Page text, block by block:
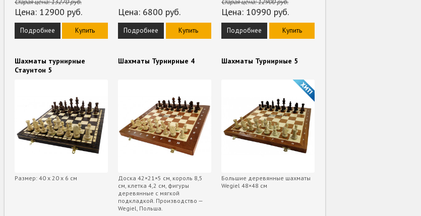
Старая цена:13270руб.
Цена: 12900 руб.
Подробнее Купить
Цена: 6800 руб.
Подробнее Купить
Старая цена:12900руб.
Цена: 10990 руб.
Подробнее Купить
Шахматы турнирные
Стаунтон 5
Размер: 40 х 20 х 6 см
Шахматы Турнирные 4
Доска 42×21×5 см, король 8,5
см, клетка 4,2 см, фигуры
деревянные с мягкой
подкладкой. Производство —
Wegiel, Польша.
Шахматы Турнирные 5
Большие деревянные шахматы
Wegiel 48×48 см